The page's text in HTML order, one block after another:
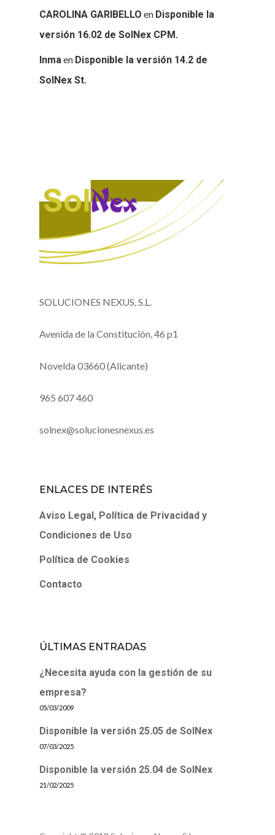
CAROLINA GARIBELLO en Disponible la
versión 16.02 de SolNex CPM.
Inmaen Disponible la versión 14.2 de
SolNex St.
SOLUCIONES NEXUS, S.L.
Avenida de la Constitución, 46 p1
Novelda 03660 (Alicante)
965 607 460
solnex@solucionesnexus.es
ENLACES DE INTERÉS
Aviso Legal, Política de Privacidad y
Condiciones de Uso
Política de Cookies
Contacto
ÚLTIMAS ENTRADAS
¿Necesita ayuda con la gestión de su
empresa?
05/03/2009
Disponible la versión 25.05 de SolNex
07/03/2025
Disponible la versión 25.04 de SolNex
21/02/2025